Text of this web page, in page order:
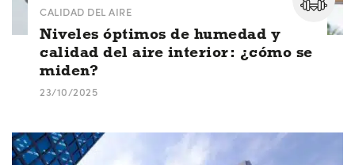
CALIDAD DEL AIRE
Niveles óptimos de humedad y
calidad del aire interior: ¿cómo se
miden?
23/10/2025